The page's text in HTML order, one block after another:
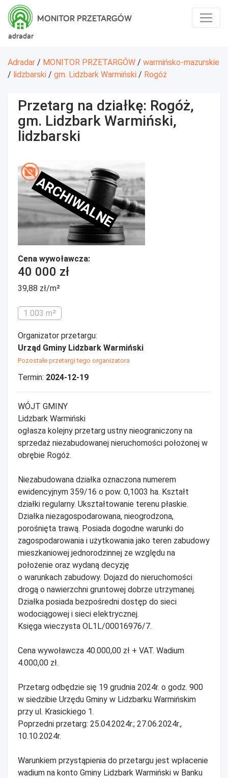
adradar
MONITOR PRZETARGÓW
Adradar / MONITOR PRZETARGÓW / warmińsko-mazurskie
/ lidzbarski / gm. Lidzbark Warmiński / Rogóż
Przetarg na działkę: Rogóż,
gm. Lidzbark Warmiński,
lidzbarski
ARCHIWALNE
Cena wywoławcza:
40 000 zł
39,88 zł/m²
1 003 m²
Organizator przetargu:
Urząd Gminy Lidzbark Warmiński
Pozostałe przetargi tego organizatora
Termin: 2024-12-19
WÓJT GMINY
Lidzbark Warmiński
ogłasza kolejny przetarg ustny nieograniczony na
sprzedaż niezabudowanej nieruchomości położonej w
obrębie Rogóż.
Niezabudowana działka oznaczona numerem
ewidencyjnym 359/16 o pow. 0,1003 ha. Kształt
działki regularny. Ukształtowanie terenu płaskie.
Działka niezagospodarowana, nieogrodzona,
porośnięta trawą. Posiada dogodne warunki do
zagospodarowania i użytkowania jako teren zabudowy
mieszkaniowej jednorodzinnej ze względu na
położenie oraz wydaną decyzję
o warunkach zabudowy. Dojazd do nieruchomości
drogą o nawierzchni gruntowej dobrze utrzymanej.
Działka posiada bezpośredni dostęp do sieci
wodociągowej i sieci elektrycznej.
Księga wieczysta OL1L/00016976/7.
Cena wywoławcza 40.000,00 zł + VAT. Wadium
4.000,00 zł.
Przetarg odbędzie się 19 grudnia 2024r. o godz. 900
w siedzibie Urzędu Gminy w Lidzbarku Warmińskim
przy ul. Krasickiego 1.
Poprzedni przetarg: 25.04.2024r.; 27.06.2024r.,
10.10.2024r.
Warunkiem przystąpienia do przetargu jest wpłacenie
wadium na konto Gminy Lidzbark Warmiński w Banku